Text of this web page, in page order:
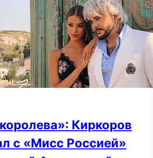
Киркоров
с «Мисс Россией»